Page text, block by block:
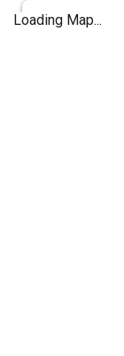
Loading Map...